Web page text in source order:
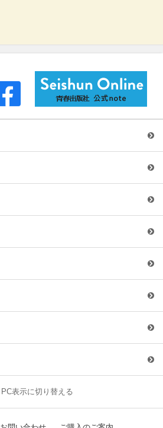
PC表示に切り替える